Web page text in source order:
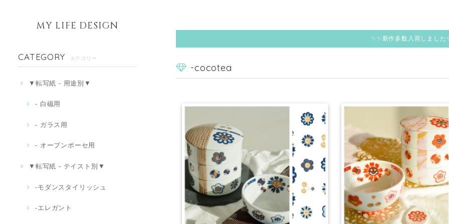
MY LIFE DESIGN
CATEGORY カテゴリー
▼転写紙 - 用途別▼
- 白磁用
- ガラス用
- オーブンポーセ用
▼転写紙 - テイスト別▼
-モダンスタイリッシュ
‐エレガント
✨✨新作多数入荷しました
-cocotea